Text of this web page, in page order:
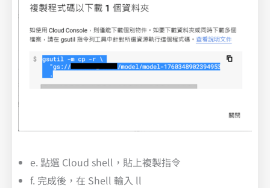
e. 點選 Cloud shell，貼上複製指令
f. 完成後，在 Shell 輸入 ll